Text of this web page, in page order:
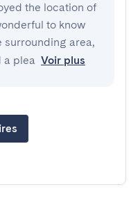
the location of
to know
surrounding area,
a plea Voir plus